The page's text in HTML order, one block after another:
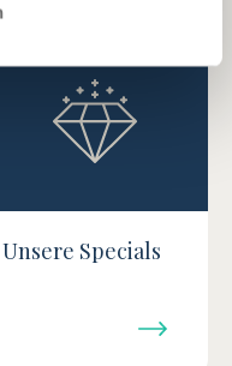
Unsere Specials